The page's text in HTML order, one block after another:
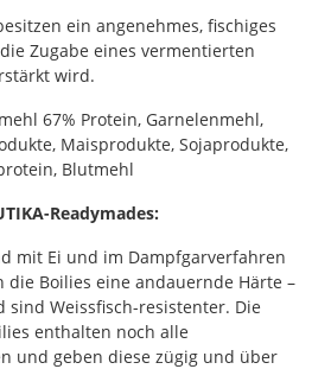
ein angenehmes, fischiges
Zugabe eines vermentierten
wird.
67% Protein, Garnelenmehl,
Maisprodukte, Sojaprodukte,
Blutmehl
Readymades:
mit Ei und im Dampfgarverfahren
die Boilies eine andauernde Härte –
sind Weissfisch-resistenter. Die
enthalten noch alle
und geben diese zügig und über